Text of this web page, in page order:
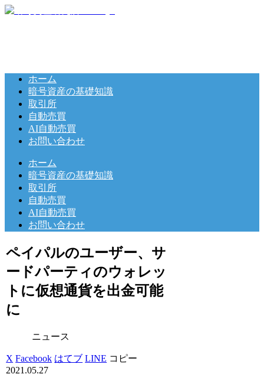
ホーム
暗号資産の基礎知識
取引所
自動売買
AI自動売買
お問い合わせ
ホーム
暗号資産の基礎知識
取引所
自動売買
AI自動売買
お問い合わせ
ペイパルのユーザー、サ
ードパーティのウォレッ
トに仮想通貨を出金可能
に
ニュース
X Facebook はてブ LINE コピー
2021.05.27